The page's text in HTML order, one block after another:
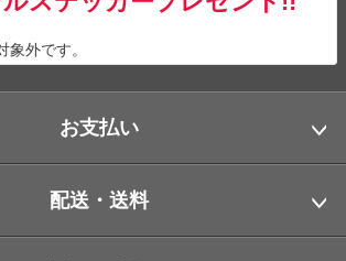
外です。
お支払い
配送・送料